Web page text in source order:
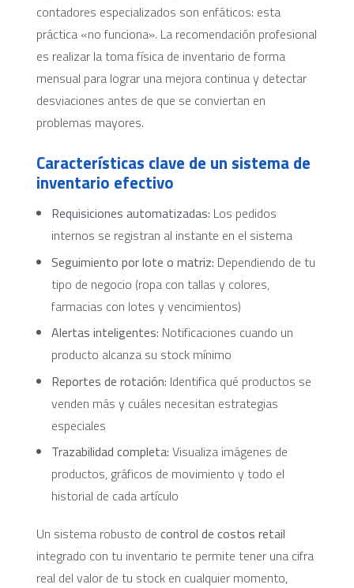
contadores especializados son enfáticos: esta
práctica «no funciona». La recomendación profesional
es realizar la toma física de inventario de forma
mensual para lograr una mejora continua y detectar
desviaciones antes de que se conviertan en
problemas mayores.
Características clave de un sistema de
inventario efectivo
Requisiciones automatizadas: Los pedidos
internos se registran al instante en el sistema
Seguimiento por lote o matriz: Dependiendo de tu
tipo de negocio (ropa con tallas y colores,
farmacias con lotes y vencimientos)
Alertas inteligentes: Notificaciones cuando un
producto alcanza su stock mínimo
Reportes de rotación: Identifica qué productos se
venden más y cuáles necesitan estrategias
especiales
Trazabilidad completa: Visualiza imágenes de
productos, gráficos de movimiento y todo el
historial de cada artículo
Un sistema robusto de control de costos retail
integrado con tu inventario te permite tener una cifra
real del valor de tu stock en cualquier momento,